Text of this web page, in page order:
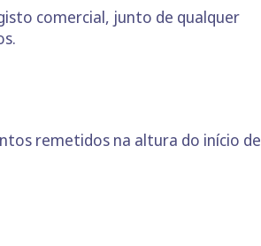
comercial, junto de qualquer
remetidos na altura do início de